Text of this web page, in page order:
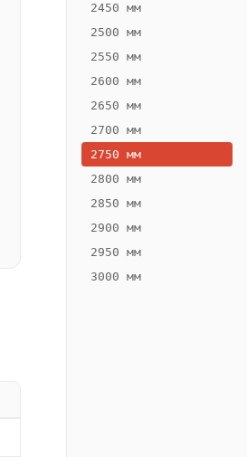
2450 мм
2500 мм
2550 мм
2600 мм
2650 мм
2700 мм
2750 мм
2800 мм
2850 мм
2900 мм
2950 мм
3000 мм